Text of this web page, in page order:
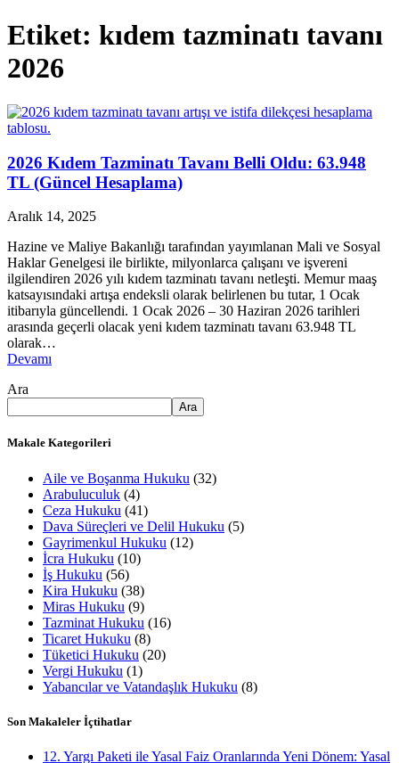
Etiket: kıdem tazminatı tavanı
2026
2026 Kıdem Tazminatı Tavanı Belli Oldu: 63.948
TL (Güncel Hesaplama)
Aralık 14, 2025
Hazine ve Maliye Bakanlığı tarafından yayımlanan Mali ve Sosyal
Haklar Genelgesi ile birlikte, milyonlarca çalışanı ve işvereni
ilgilendiren 2026 yılı kıdem tazminatı tavanı netleşti. Memur maaş
katsayısındaki artışa endeksli olarak belirlenen bu tutar, 1 Ocak
itibarıyla güncellendi. 1 Ocak 2026 – 30 Haziran 2026 tarihleri
arasında geçerli olacak yeni kıdem tazminatı tavanı 63.948 TL
olarak…
Devamı
Ara
Ara
Makale Kategorileri
Aile ve Boşanma Hukuku (32)
Arabuluculuk (4)
Ceza Hukuku (41)
Dava Süreçleri ve Delil Hukuku (5)
Gayrimenkul Hukuku (12)
İcra Hukuku (10)
İş Hukuku (56)
Kira Hukuku (38)
Miras Hukuku (9)
Tazminat Hukuku (16)
Ticaret Hukuku (8)
Tüketici Hukuku (20)
Vergi Hukuku (1)
Yabancılar ve Vatandaşlık Hukuku (8)
Son Makaleler İçtihatlar
12. Yargı Paketi ile Yasal Faiz Oranlarında Yeni Dönem: Yasal